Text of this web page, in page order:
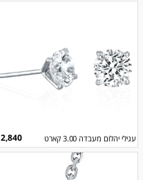
עגילי יהלום מעבדה 3.00 קארט 2,840